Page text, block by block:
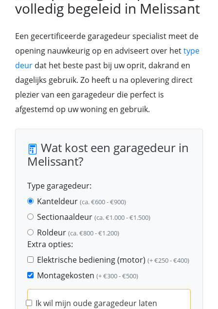
volledig begeleid in Melissant
Een gecertificeerde garagedeur specialist meet de
opening nauwkeurig op en adviseert over hettype
deur dat het beste past bij uw oprit, dakrand en
dagelijks gebruik. Zo heeft u na oplevering direct
plezier van een garagedeur die perfect is
afgestemd op uw woning en gebruik.
Wat kost een garagedeur in
Melissant?
Type garagedeur:
Kanteldeur (ca. €600 - €900)
Sectionaaldeur (ca. €1.000 - €1.500)
Roldeur (ca. €800 - €1.200)
Extra opties:
Elektrische bediening (motor) (+ €250 - €400)
Montagekosten (+ €300 - €500)
Ik wil mijn oude garagedeur laten